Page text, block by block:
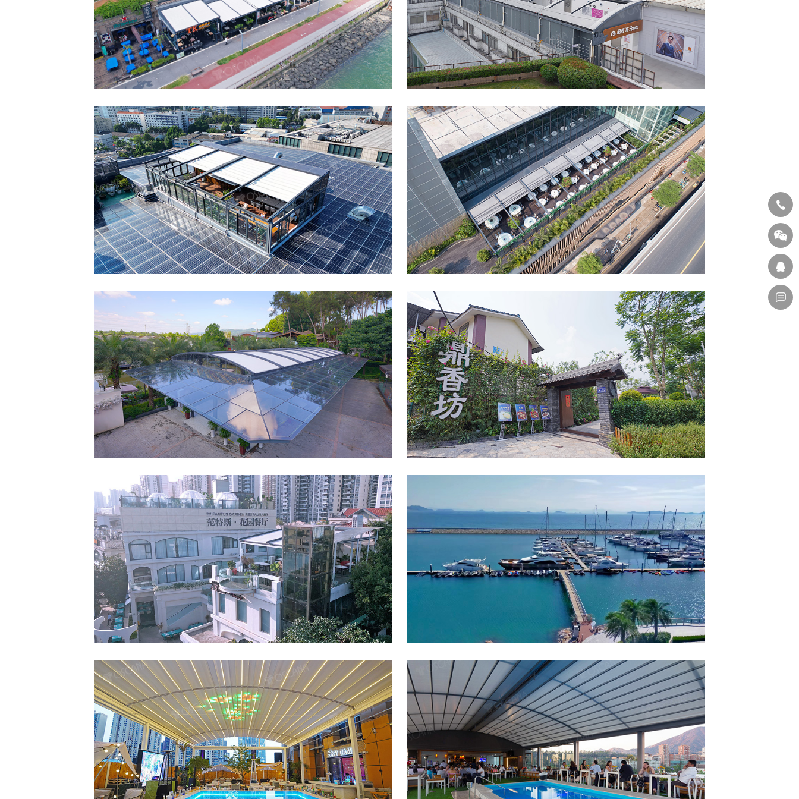
广州办公大厦楼顶空间
室外电动轨道天篷 PERGOTEK
广州-银灯食府
室外电动轨道天篷+翻转百叶篷
成都-食悦花乡休闲山庄
室外电动弧形轨道天篷 PERGOTEK
成都•鼎香坊渔馆
室外电动轨道天篷 PERGOTEK
海口•范特斯花园餐厅
室外电动轨道天篷 PERGOTEK
深圳-浪骑瞻云度假酒店
室外电动翻转百叶篷 PERGOLAM
武汉SKY CAMP BAR空中营地
室外电动弧形轨道天篷 PERGODOM
遮阳篷工程案例：智利NOI五
星级酒店
室外电动弧形轨道天篷 PERGOTEK